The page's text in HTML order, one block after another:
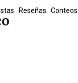
Reseñas Conteos